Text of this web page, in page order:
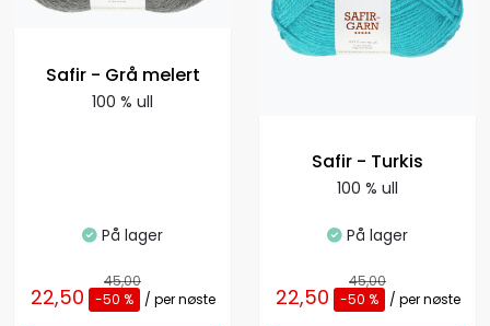
Safir - Grå melert
100 % ull
På lager
45,00
22,50 -50 % / per nøste
Safir - Turkis
100 % ull
På lager
45,00
22,50 -50 % / per nøste